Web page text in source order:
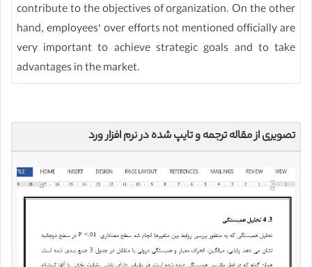
contribute to the objectives of organization. On the other
hand, employees’ over efforts not mentioned officially are
very important to achieve strategic goals and to take
advantages in the market.
تصویری از مقاله ترجمه و تایپ شده در نرم افزار ورد